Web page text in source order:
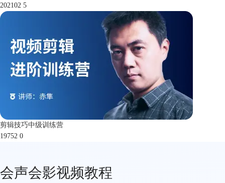
202102 5
剪辑技巧中级训练营
19752 0
会声会影视频教程